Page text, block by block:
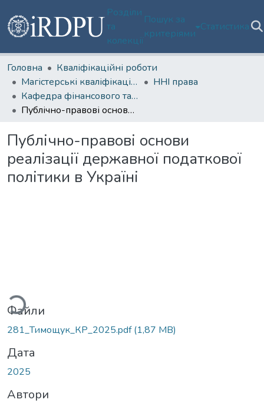
Розділи
та
колекції
Пошук за
критеріями
Статистика
Головна
Кваліфікаційні роботи
Магістерські кваліфікаційні роботи
ННІ права
Кафедра фінансового та податкового права
Публічно-правові основи реалізації державної податкової політики в Україні
Публічно-правові основи
реалізації державної податкової
політики в Україні
Файли
281_Тимощук_КР_2025.pdf(1,87 MB)
Дата
2025
Автори